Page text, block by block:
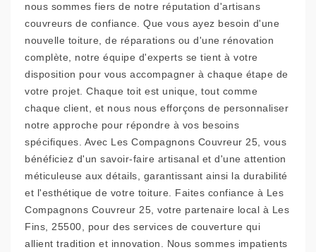
nous sommes fiers de notre réputation d'artisans
couvreurs de confiance. Que vous ayez besoin d'une
nouvelle toiture, de réparations ou d'une rénovation
complète, notre équipe d'experts se tient à votre
disposition pour vous accompagner à chaque étape de
votre projet. Chaque toit est unique, tout comme
chaque client, et nous nous efforçons de personnaliser
notre approche pour répondre à vos besoins
spécifiques. Avec Les Compagnons Couvreur 25, vous
bénéficiez d'un savoir-faire artisanal et d'une attention
méticuleuse aux détails, garantissant ainsi la durabilité
et l'esthétique de votre toiture. Faites confiance à Les
Compagnons Couvreur 25, votre partenaire local à Les
Fins, 25500, pour des services de couverture qui
allient tradition et innovation. Nous sommes impatients